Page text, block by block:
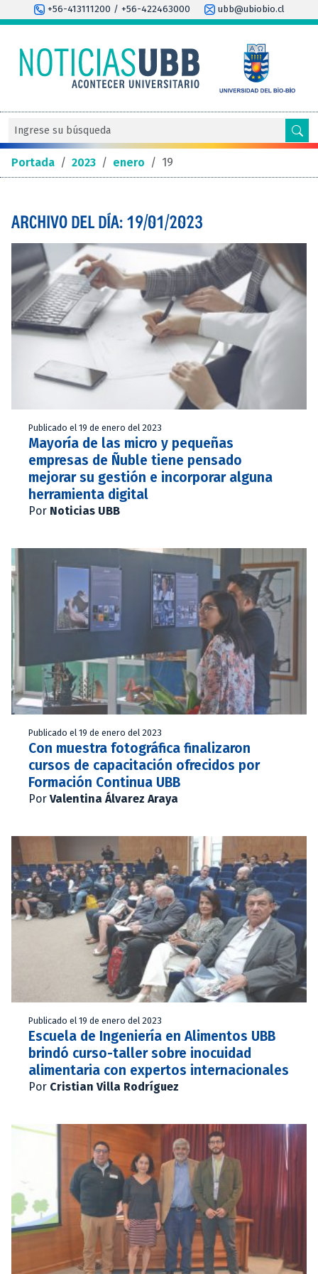
+56-413111200 / +56-422463000 ubb@ubiobio.cl
Portada / 2023 / enero / 19
ARCHIVO DEL DÍA: 19/01/2023
Publicado el 19 de enero del 2023
Mayoría de las micro y pequeñas
empresas de Ñuble tiene pensado
mejorar su gestión e incorporar alguna
herramienta digital
Por Noticias UBB
Publicado el 19 de enero del 2023
Con muestra fotográfica finalizaron
cursos de capacitación ofrecidos por
Formación Continua UBB
Por Valentina Álvarez Araya
Publicado el 19 de enero del 2023
Escuela de Ingeniería en Alimentos UBB
brindó curso-taller sobre inocuidad
alimentaria con expertos internacionales
Por Cristian Villa Rodríguez